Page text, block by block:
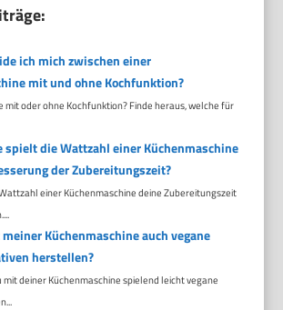
ich mich zwischen einer
mit und ohne Kochfunktion?
mit oder ohne Kochfunktion? Finde heraus, welche für
spielt die Wattzahl einer Küchenmaschine
der Zubereitungszeit?
einer Küchenmaschine deine Zubereitungszeit
Küchenmaschine auch vegane
herstellen?
mit deiner Küchenmaschine spielend leicht vegane